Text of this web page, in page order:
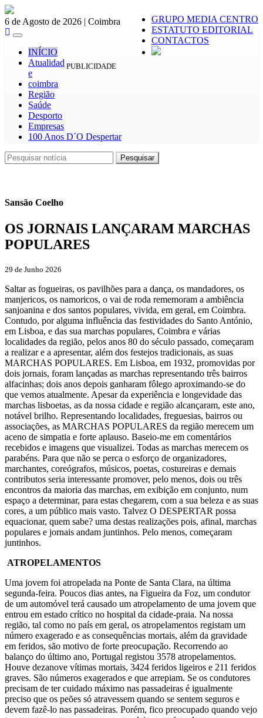
GRUPO MEDIA CENTRO
ESTATUTO EDITORIAL
CONTACTOS
6 de Agosto de 2026 | Coimbra
PUBLICIDADE
Toggle
navigation
INÍCIO
Atualidad
e
coimbra
Região
Saúde
Desporto
Empresas
100 Anos D´O Despertar
Pesquisar
Pesquisar
Sansão Coelho
OS JORNAIS LANÇARAM MARCHAS
POPULARES
29 de Junho 2026
Saltar as fogueiras, os pavilhões para a dança, os mandadores, os
manjericos, os namoricos, o vai de roda rememoram a ambiência
sanjoanina e dos santos populares, vivida, em geral, em Coimbra.
Contudo, por alguma influência das festividades do Santo António,
em Lisboa, e das sua marchas populares, Coimbra e várias
localidades da região, pelos anos 80 do século passado, começaram
a realizar e a apresentar, além dos festejos tradicionais, as suas
MARCHAS POPULARES. Em Lisboa, em 1932, promovidas por
dois jornais, foram lançadas as marchas representando três bairros
alfacinhas; dois anos depois ganharam fôlego aproximando-se do
que vemos atualmente. Apesar da experiência e longevidade das
marchas lisboetas, as da nossa cidade e região alcançaram, este ano,
notável brilho. Representando localidades, freguesias, bairros ou
associações, as MARCHAS POPULARES da região merecem um
aceno de simpatia e forte aplauso. Baseio-me em comentários
recebidos e imagens que visualizei. Todas as marchas merecem os
parabéns. Para que não se perca o esforço de organizadores,
marchantes, coreógrafos, músicos, poetas, costureiras e demais
contributos seria interessante promover, pelo menos, dois ou três
encontros da maioria das marchas, em exibição em conjunto, num
espaço a determinar, para estas chegarem, com a sua beleza e as suas
cores, a um público mais vasto. Talvez O DESPERTAR possa
equacionar, quem sabe? uma destas realizações pois, afinal, marchas
populares e jornais andam juntinhos. Pelo menos, começaram
juntinhos.
ATROPELAMENTOS
Uma jovem foi atropelada na Ponte de Santa Clara, na última
segunda-feira. Poucos dias antes, na Figueira da Foz, um condutor
de um automóvel terá causado um atropelamento de uma jovem que
entrou em estado crítico no hospital da cidade-praia. Na nossa
região, tal como no país em geral, os atropelamentos registam um
número exagerado e as consequências mortais, além da gravidade
em feridos, são motivo de forte preocupação. Recorrendo ao
balanço do último ano, Portugal registou 3578 atropelamentos.
Houve dezanove vítimas mortais, 3424 feridos ligeiros e 211 feridos
graves. São números exagerados e que arrepiam. Se os condutores
precisam de ter cuidado máximo nas passadeiras é igualmente
preciso que os peões só atravessem quando se sentem seguros e
devem fazê-lo nas passadeiras. Porém, fico preocupado quando vejo